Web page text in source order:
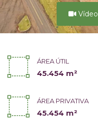
Vídeo
ÁREA ÚTIL
45.454 m²
ÁREA PRIVATIVA
45.454 m²